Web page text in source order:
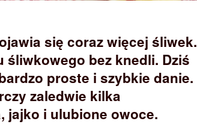
się coraz więcej śliwek.
śliwkowego bez knedli. Dziś
proste i szybkie danie.
zaledwie kilka
jajko i ulubione owoce.